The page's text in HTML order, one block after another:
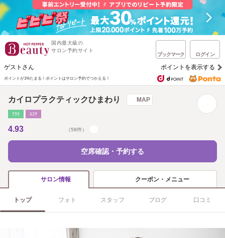
国内最大級の
サロン予約サイト
ブックマーク ログイン
ゲストさん ポイントを表示する
ポイントが1%たまる！ ポイントはサロン予約でつかえる！
カイロプラクティックひまわり MAP
ﾘﾗｸ ｴｽﾃ
4.93 （58件）
空席確認・予約する
サロン情報 クーポン・メニュー
トップ フォト スタッフ ブログ 口コミ